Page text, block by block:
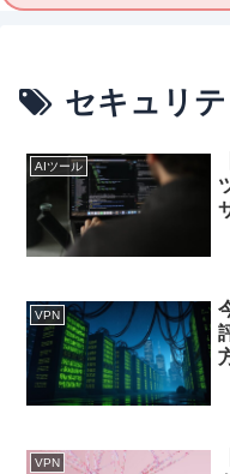
セキュリテ
AIツール
VPN
VPN